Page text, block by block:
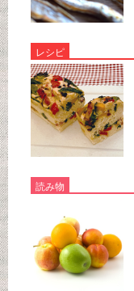
レシピ
読み物